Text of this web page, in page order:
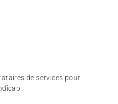
de services pour